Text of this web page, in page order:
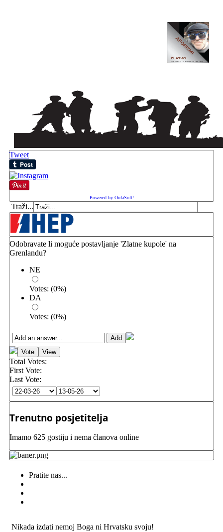
Tweet
Powered by OrdaSoft!
Traži...
Odobravate li moguće postavljanje 'Zlatne kupole' na
Grenlandu?
NE
Votes: (0%)
DA
Votes: (0%)
Total Votes:
First Vote:
Last Vote:
Trenutno posjetitelja
Imamo 625 gostiju i nema članova online
Pratite nas...
Nikada izdati nemoj Boga ni Hrvatsku svoju!